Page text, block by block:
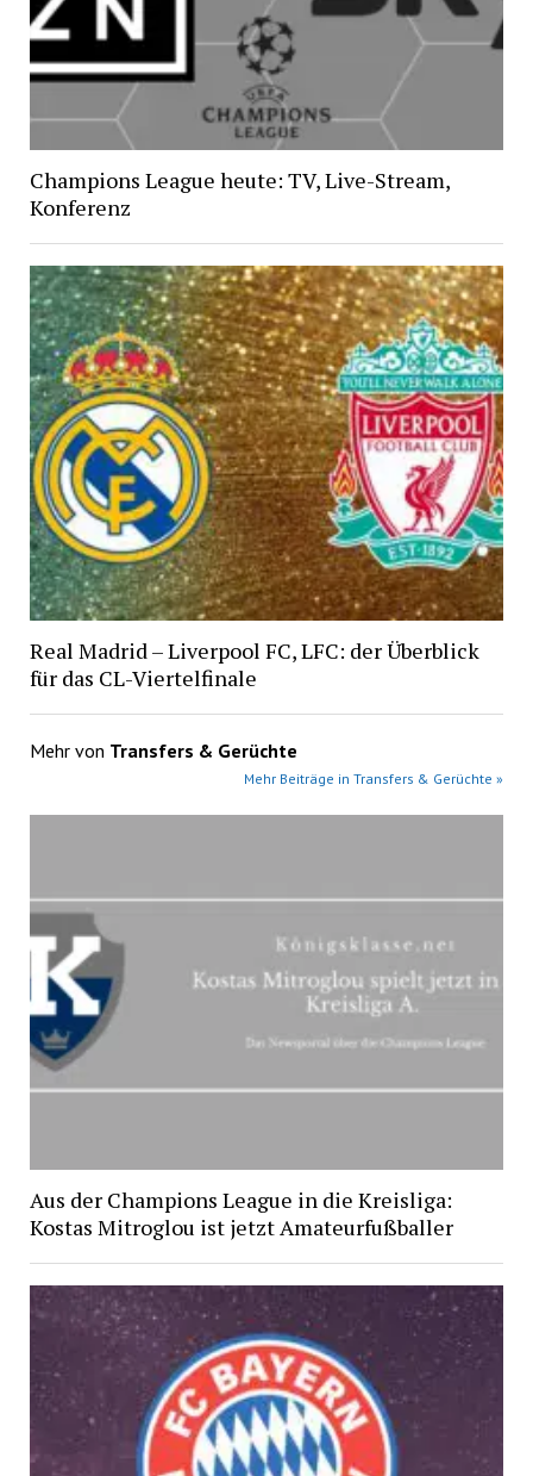
Champions League heute: TV, Live-Stream,
Konferenz
Real Madrid – Liverpool FC, LFC: der Überblick
für das CL-Viertelfinale
Mehr von Transfers & Gerüchte
Mehr Beiträge in Transfers & Gerüchte »
Aus der Champions League in die Kreisliga:
Kostas Mitroglou ist jetzt Amateurfußballer